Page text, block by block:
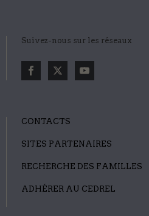
Suivez-nous sur les réseaux
CONTACTS
SITES PARTENAIRES
RECHERCHE DES FAMILLES
ADHÉRER AU CEDREL